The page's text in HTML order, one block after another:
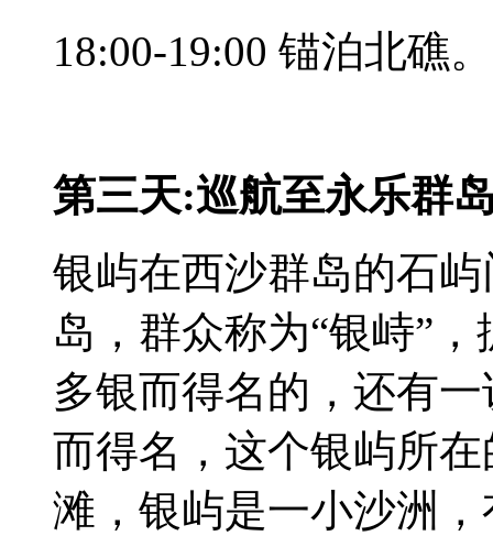
18:00-19:00 锚泊北礁。
第三天:巡航至永乐群
银屿在西沙群岛的石
岛，群众称为“银峙”
多银而得名的，还有
而得名，这个银屿所
滩，银屿是一小沙洲